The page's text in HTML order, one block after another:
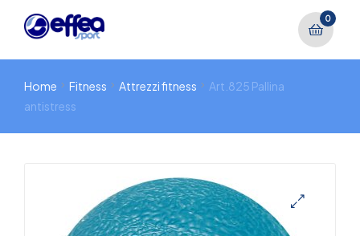
0
Home Fitness Attrezzi fitness
Art.825 Pallina
antistress